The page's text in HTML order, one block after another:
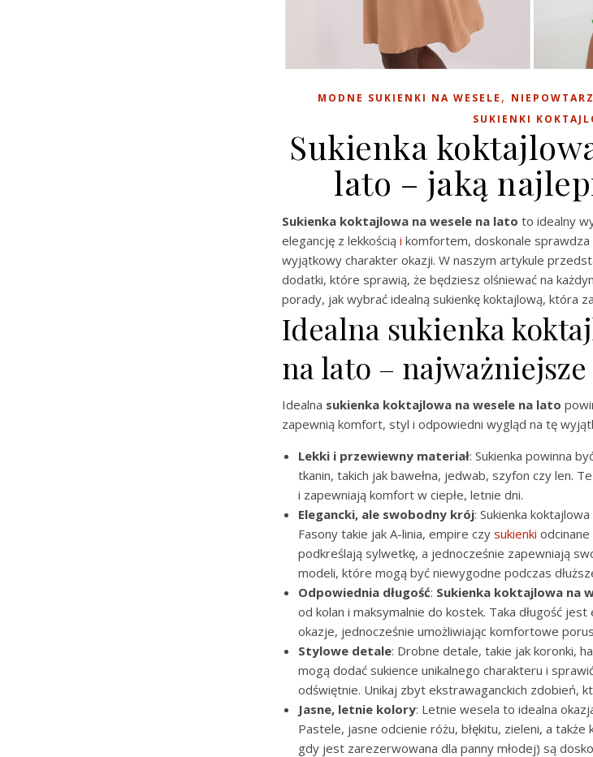
MODNE SUKIENKI NA WESELE ,
SUKIENKI
Sukienka
lato – jaką
Sukienka koktajlowa na wesele na lato to idealny
elegancję z lekkością i komfortem, doskonale sprawdza
wyjątkowy charakter okazji. W naszym artykule
dodatki, które sprawią, że będziesz olśniewać na
porady, jak wybrać idealną sukienkę koktajlową, która
Idealna sukienka
na lato –
Idealna sukienka koktajlowa na wesele na lato
zapewnią komfort, styl i odpowiedni wygląd na tę
Lekki i przewiewny materiał: Sukienka powinna
tkanin, takich jak bawełna, jedwab, szyfon czy len.
i zapewniają komfort w ciepłe, letnie dni.
Elegancki, ale swobodny krój: Sukienka
Fasony takie jak A-linia, empire czy sukienki
podkreślają sylwetkę, a jednocześnie zapewniają
modeli, które mogą być niewygodne podczas
Odpowiednia długość: Sukienka koktajlowa na
od kolan i maksymalnie do kostek. Taka długość
okazje, jednocześnie umożliwiając komfortowe
Stylowe detale: Drobne detale, takie jak koronki,
mogą dodać sukience unikalnego charakteru i
odświętnie. Unikaj zbyt ekstrawaganckich zdobień,
Jasne, letnie kolory: Letnie wesela to idealna
Pastele, jasne odcienie różu, błękitu, zieleni, a
gdy jest zarezerwowana dla panny młodej) są